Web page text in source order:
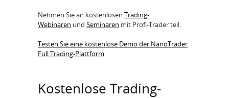
Nehmen Sie an kostenlosen Trading-
Webinaren und Seminaren mit Profi-Trader teil.
Testen Sie eine kostenlose Demo der NanoTrader
Full Trading-Plattform
Kostenlose Trading-